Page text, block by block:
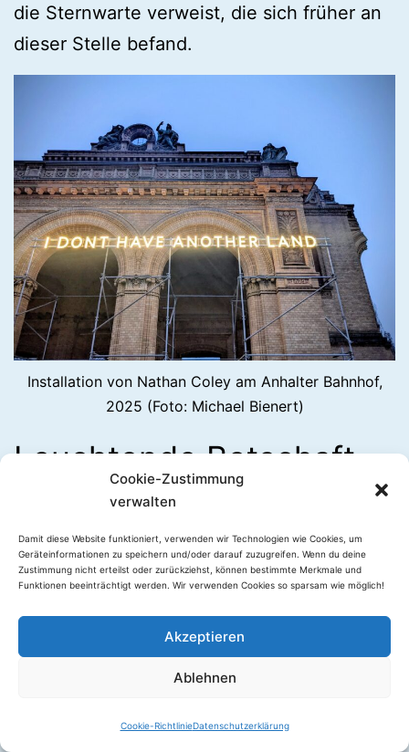
Cookie-Zustimmung
verwalten
Damit diese Website funktioniert, verwenden wir Technologien wie Cookies, um
Geräteinformationen zu speichern und/oder darauf zuzugreifen. Wenn du deine
Zustimmung nicht erteilst oder zurückziehst, können bestimmte Merkmale und
Funktionen beeinträchtigt werden. Wir verwenden Cookies so sparsam wie möglich!
Akzeptieren
Ablehnen
Cookie-RichtlinieDatenschutzerklärung
die Sternwarte verweist, die sich früher an
dieser Stelle befand.
Installation von Nathan Coley am Anhalter Bahnhof,
2025 (Foto: Michael Bienert)
Leuchtende Botschaft
am Anhalter Bahnhof
V om Anhalter Bahnhof gingen ab 1933
Zehntausende in die Emigration, um
zu entziehen. Hinter der Portikusruine soll
in Zukunft dasExilmuseumentstehen, doch
der Planungsprozess ins Stocken geraten.
Dark Mode: